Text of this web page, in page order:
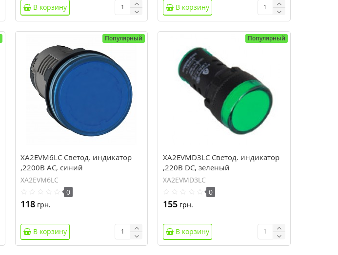
В корзину В корзину
Популярный
XA2EVM6LC Светод. индикатор
,2200В AC, синий
XA2EVM6LC
0
118грн.
В корзину
Популярный
XA2EVMD3LC Светод. индикатор
,220В DC, зеленый
XA2EVMD3LC
0
155 грн.
В корзину